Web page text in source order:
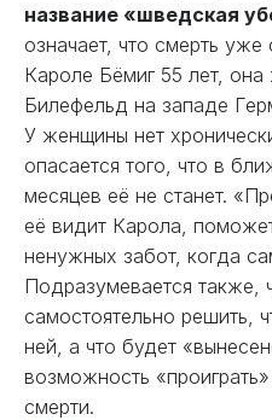
название «шведская
означает, что смерть уже
Кароле Бёмиг 55 лет, она
Билефельд на западе
У женщины нет
опасается того, что в
месяцев её не станет.
её видит Карола,
ненужных забот, когда
Подразумевается также,
самостоятельно решить,
ней, а что будет
возможность
смерти.